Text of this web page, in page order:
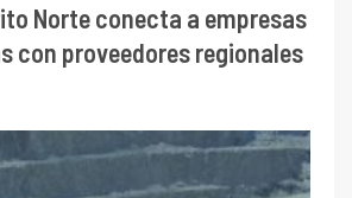
Norte conecta a empresas
con proveedores regionales